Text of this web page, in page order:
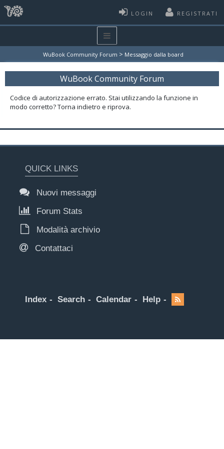
LOGIN REGISTRATI
WuBook Community Forum > Messaggio dalla board
WuBook Community Forum
Codice di autorizzazione errato. Stai utilizzando la funzione in
modo corretto? Torna indietro e riprova.
QUICK LINKS
Nuovi messaggi
Forum Stats
Modalità archivio
Contattaci
Index Search Calendar Help